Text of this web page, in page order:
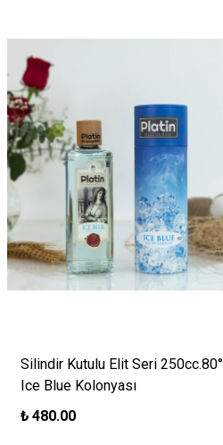
Silindir Kutulu Elit Seri 250cc.80°
Ice Blue Kolonyası
₺ 480.00